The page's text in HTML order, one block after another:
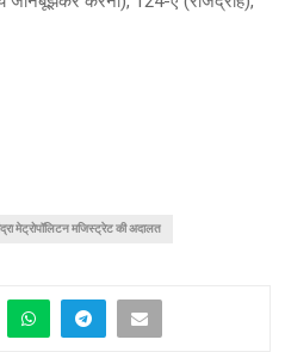
मेट्रोपॉलिटन मजिस्ट्रेट की अदालत